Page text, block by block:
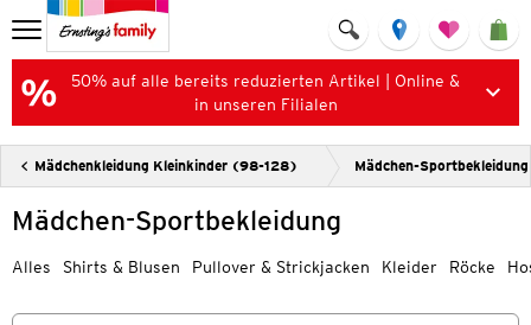
50% auf alle bereits reduzierten Artikel | Online &
in unseren Filialen
Mädchenkleidung Kleinkinder (98-128) Mädchen-Sportbekleidung
Mädchen-Sportbekleidung
Alles Shirts & Blusen Pullover & Strickjacken Kleider Röcke